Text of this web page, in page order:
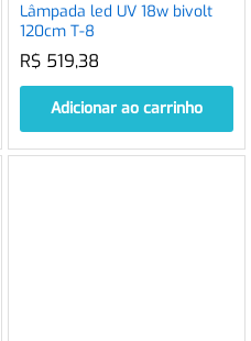
Lâmpada led UV 18w bivolt
120cm T-8
R$ 519,38
Adicionar ao carrinho